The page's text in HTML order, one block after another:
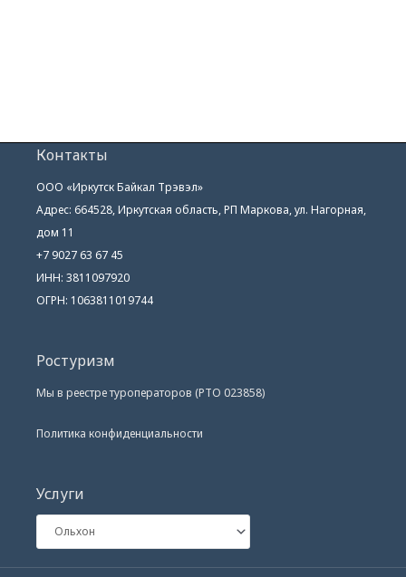
Контакты
ООО «Иркутск Байкал Трэвэл»
Адрес: 664528, Иркутская область, РП Маркова, ул. Нагорная,
дом 11
+7 9027 63 67 45
ИНН: 3811097920
ОГРН: 1063811019744
Ростуризм
Мы в реестре туроператоров (РТО 023858)
Политика конфиденциальности
Услуги